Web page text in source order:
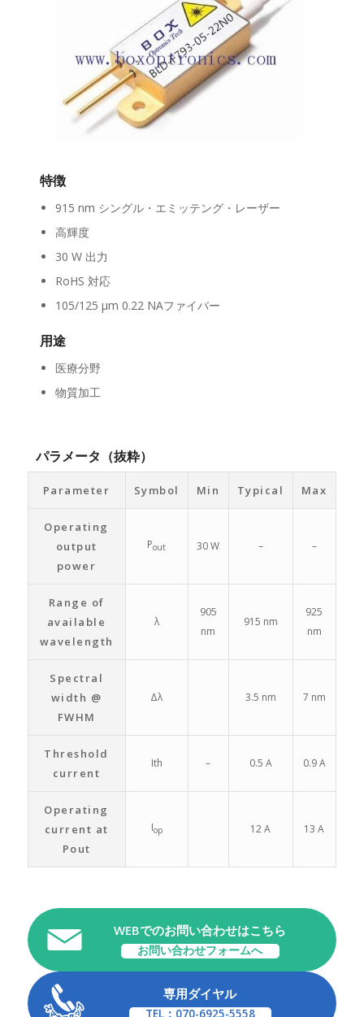
特徴
915 nm シングル・エミッテング・レーザー
高輝度
30 W 出力
RoHS 対応
105/125 μm 0.22 NAファイバー
用途
医療分野
物質加工
パラメータ（抜粋）
Parameter Symbol Min Typical Max
Operating
output
power
Pout 30 W – –
Range of
available
wavelength
λ
905
nm
915 nm
925
nm
Spectral
width @
FWHM
Δλ 3.5 nm 7 nm
Threshold
current
Ith – 0.5 A 0.9 A
Operating
current at
Pout
Iop 12 A 13 A
WEBでのお問い合わせはこちら
お問い合わせフォームへ
専用ダイヤル
TEL：070-6925-5558